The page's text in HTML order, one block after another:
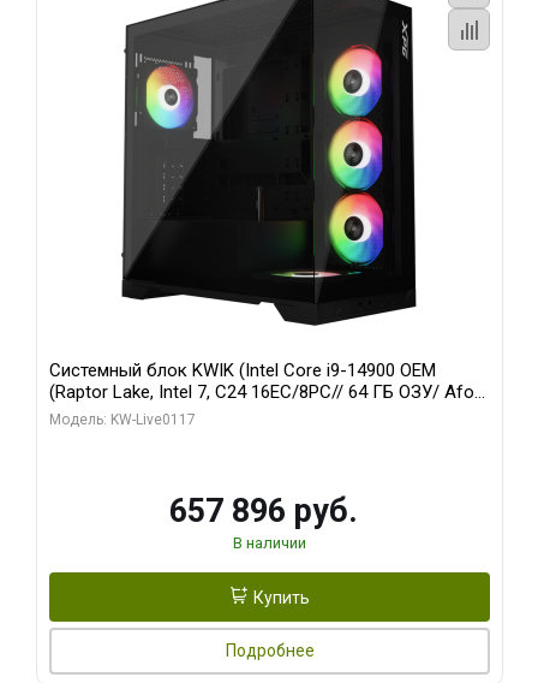
Системный блок KWIK (Intel Core i9-14900 OEM
(Raptor Lake, Intel 7, C24 16EC/8PC// 64 ГБ ОЗУ/ Afox
RTX4090 24GB GDDR6X 384-Bit 3xDP HDMI ATX Turbo/
Модель: KW-Live0117
657 896 руб.
В наличии
Купить
Подробнее